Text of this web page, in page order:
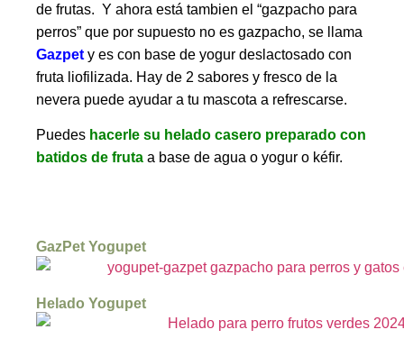
de frutas. Y ahora está tambien el “gazpacho para
perros” que por supuesto no es gazpacho, se llama
Gazpet y es con base de yogur deslactosado con
fruta liofilizada. Hay de 2 sabores y fresco de la
nevera puede ayudar a tu mascota a refrescarse.
Puedes hacerle su helado casero preparado con
batidos de fruta a base de agua o yogur o kéfir.
GazPet Yogupet
Helado Yogupet